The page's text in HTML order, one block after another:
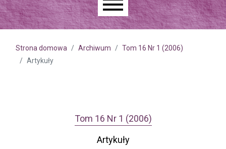
Main menu
Strona domowa Archiwum
Tom 16 Nr 1 (2006)
Artykuły
Tom 16 Nr 1 (2006)
Artykuły